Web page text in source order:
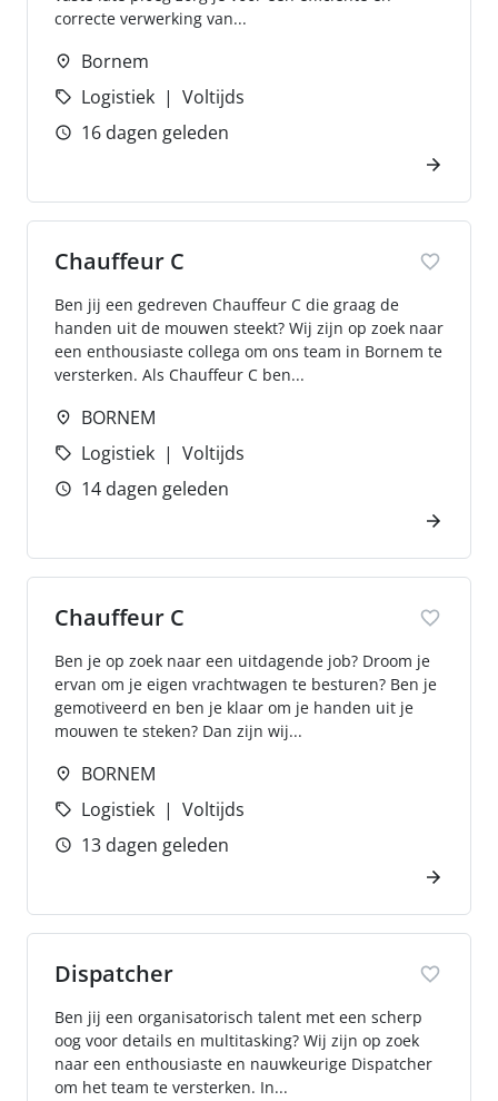
correcte verwerking van...
Bornem
Logistiek
Voltijds
16 dagen geleden
Chauffeur C
Ben jij een gedreven Chauffeur C die graag de
handen uit de mouwen steekt? Wij zijn op zoek naar
een enthousiaste collega om ons team in Bornem te
versterken. Als Chauffeur C ben...
BORNEM
Logistiek
Voltijds
14 dagen geleden
Chauffeur C
Ben je op zoek naar een uitdagende job? Droom je
ervan om je eigen vrachtwagen te besturen? Ben je
gemotiveerd en ben je klaar om je handen uit je
mouwen te steken? Dan zijn wij...
BORNEM
Logistiek
Voltijds
13 dagen geleden
Dispatcher
Ben jij een organisatorisch talent met een scherp
oog voor details en multitasking? Wij zijn op zoek
naar een enthousiaste en nauwkeurige Dispatcher
om het team te versterken. In...